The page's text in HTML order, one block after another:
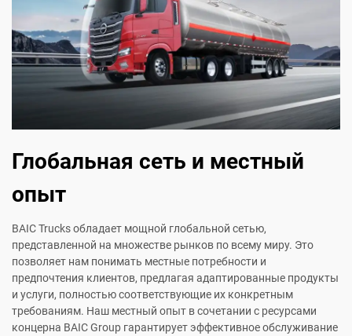
Глобальная сеть и местный
опыт
BAIC Trucks обладает мощной глобальной сетью,
представленной на множестве рынков по всему миру. Это
позволяет нам понимать местные потребности и
предпочтения клиентов, предлагая адаптированные продукты
и услуги, полностью соответствующие их конкретным
требованиям. Наш местный опыт в сочетании с ресурсами
концерна BAIC Group гарантирует эффективное обслуживание